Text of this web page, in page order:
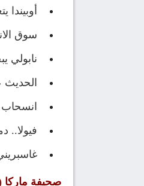
سوق
نابولي
الحديث
انسحاب
فيولا..
صحيفة ماركا